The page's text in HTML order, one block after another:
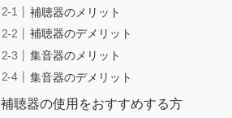
補聴器のメリット
補聴器のデメリット
集音器のメリット
集音器のデメリット
補聴器の使用をおすすめする方